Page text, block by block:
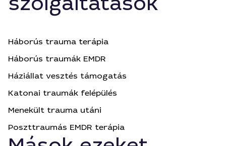
Háborús trauma terápia
Háborús traumák EMDR
Háziállat vesztés támogatás
Katonai traumák felépülés
Menekült trauma utáni
Poszttraumás EMDR terápia